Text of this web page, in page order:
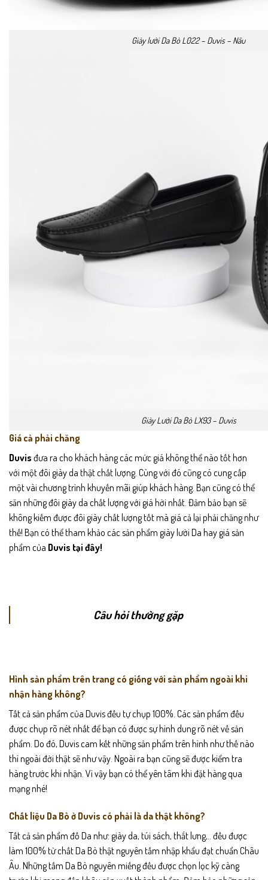
Giày lười Da Bò L022 – Duvis – Nâu
Giày Lười Da Bò LX93 – Duvis
Giá cả phải chăng
Duvis đưa ra cho khách hàng các mức giá không thể nào tốt hơn
với một đôi giày da thật chất lượng. Cùng với đó cũng có cung cấp
một vài chương trình khuyến mãi giúp khách hàng. Bạn cũng có thể
săn những đôi giày da chất lượng với giá hời nhất. Đảm bảo bạn sẽ
không kiếm được đôi giày chất lượng tốt mà giá cả lại phải chăng như
thế! Bạn có thể tham khảo các sản phẩm giày lười Da hay giá sản
phẩm của Duvis tại đây!
Câu hỏi thường gặp
Hình sản phẩm trên trang có giống với sản phẩm ngoài khi
nhận hàng không?
Tất cả sản phẩm của Duvis đều tự chụp 100%. Các sản phẩm đều
được chụp rõ nét nhất để bạn có được sự hình dung rõ nét về sản
phẩm. Do đó, Duvis cam kết những sản phẩm trên hình như thế nào
thì ngoài đời thật sẽ như vậy. Ngoài ra bạn cũng sẽ được kiểm tra
hàng trước khi nhận. Vì vậy bạn có thể yên tâm khi đặt hàng qua
mạng nhé!
Chất liệu Da Bò ở Duvis có phải là da thật không?
Tất cả sản phẩm đồ Da như: giày da, túi sách, thắt lưng,.. đều được
làm 100% từ chất Da Bò thật nguyên tấm nhập khẩu đạt chuẩn Châu
Âu. Những tấm Da Bò nguyên miếng đều được chọn lọc kỹ càng